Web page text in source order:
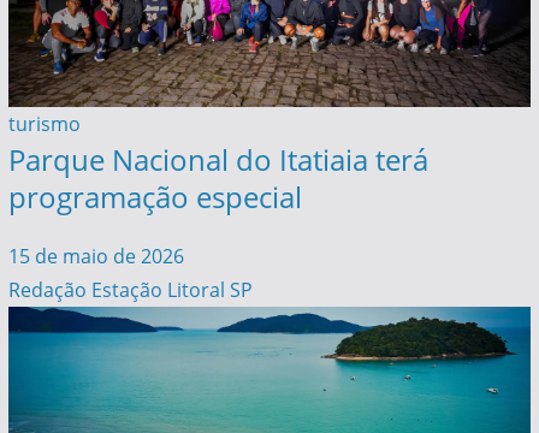
turismo
Parque Nacional do Itatiaia terá
programação especial
15 de maio de 2026
Redação Estação Litoral SP